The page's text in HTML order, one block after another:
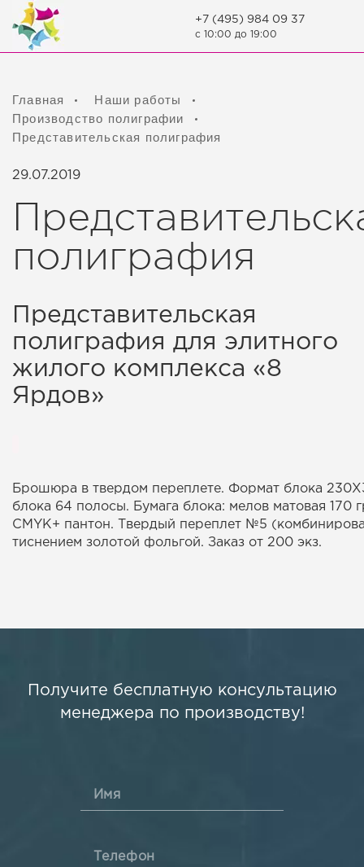
+7 (495) 984 09 37
c 10:00 до 19:00
Контакты
Главная
Наши работы
Производство полиграфии
Представительская полиграфия
29.07.2019
полиграфия
Представительская
полиграфия для элитного
жилого комплекса «8
Ярдов»
Брошюра в твердом переплете. Формат блока
блока 64 полосы. Бумага блока: мелов матовая 170
СMYK+ пантон. Твердый переплет №5
тиснением золотой фольгой. Заказ от 200 экз.
Получите бесплатную консультацию
менеджера по производству!
Имя
Телефон